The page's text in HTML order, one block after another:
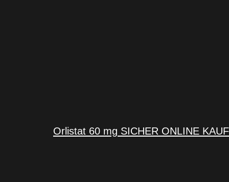
Orlistat 60 mg SICHER ONLINE